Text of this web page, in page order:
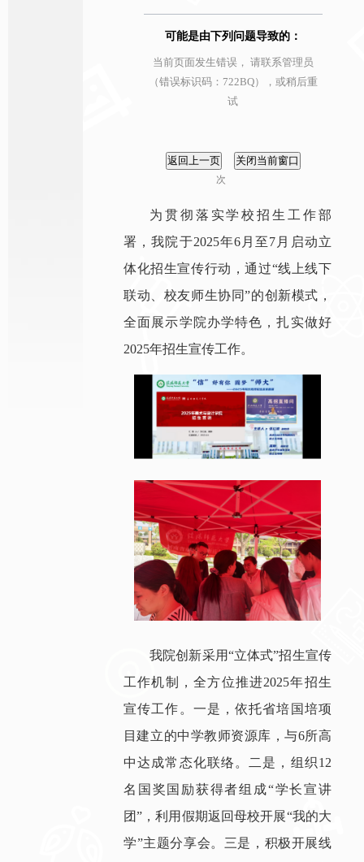
可能是由下列问题导致的：
当前页面发生错误， 请联系管理员
（错误标识码：722BQ），或稍后重
试
次
为贯彻落实学校招生工作部
署，我院于2025年6月至7月启动立
体化招生宣传行动，通过“线上线下
联动、校友师生协同”的创新模式，
全面展示学院办学特色，扎实做好
2025年招生宣传工作。
我院创新采用“立体式”招生宣传
工作机制，全方位推进2025年招生
宣传工作。一是，依托省培国培项
目建立的中学教师资源库，与6所高
中达成常态化联络。二是，组织12
名国奖国励获得者组成“学长宣讲
团”，利用假期返回母校开展“我的大
学”主题分享会。三是，积极开展线